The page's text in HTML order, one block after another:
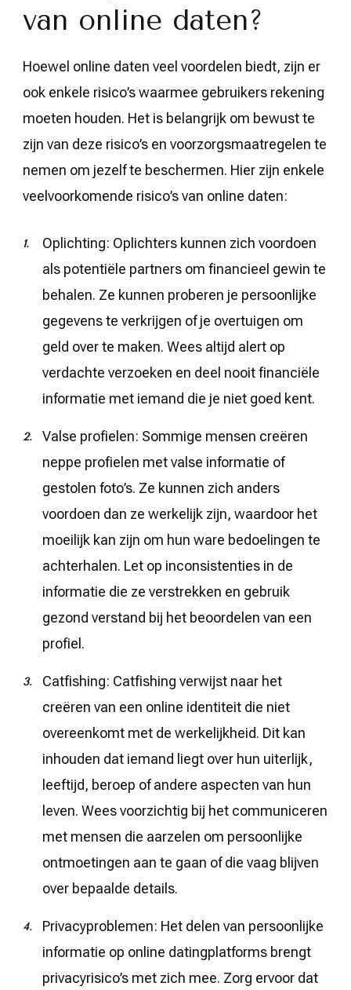
van online daten?
Hoewel online daten veel voordelen biedt, zijn er
ook enkele risico’s waarmee gebruikers rekening
moeten houden. Het is belangrijk om bewust te
zijn van deze risico’s en voorzorgsmaatregelen te
nemen om jezelf te beschermen. Hier zijn enkele
veelvoorkomende risico’s van online daten:
Oplichting: Oplichters kunnen zich voordoen
als potentiële partners om financieel gewin te
behalen. Ze kunnen proberen je persoonlijke
gegevens te verkrijgen of je overtuigen om
geld over te maken. Wees altijd alert op
verdachte verzoeken en deel nooit financiële
informatie met iemand die je niet goed kent.
Valse profielen: Sommige mensen creëren
neppe profielen met valse informatie of
gestolen foto’s. Ze kunnen zich anders
voordoen dan ze werkelijk zijn, waardoor het
moeilijk kan zijn om hun ware bedoelingen te
achterhalen. Let op inconsistenties in de
informatie die ze verstrekken en gebruik
gezond verstand bij het beoordelen van een
profiel.
Catfishing: Catfishing verwijst naar het
creëren van een online identiteit die niet
overeenkomt met de werkelijkheid. Dit kan
inhouden dat iemand liegt over hun uiterlijk,
leeftijd, beroep of andere aspecten van hun
leven. Wees voorzichtig bij het communiceren
met mensen die aarzelen om persoonlijke
ontmoetingen aan te gaan of die vaag blijven
over bepaalde details.
Privacyproblemen: Het delen van persoonlijke
informatie op online datingplatforms brengt
privacyrisico’s met zich mee. Zorg ervoor dat